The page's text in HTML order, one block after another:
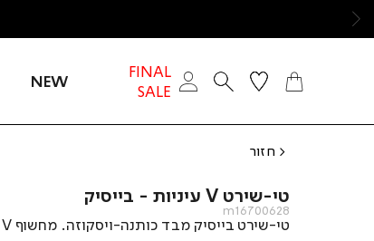
FINAL
SALE
NEW
חזור
טי-שירט V עיניות - בייסיק
m16700628